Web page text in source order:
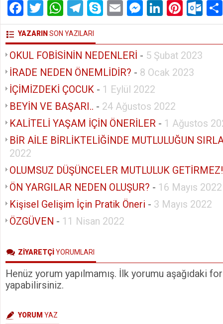
Facebook
Twitter
WhatsApp
Telegram
SkypeEmailMessenger
LinkedIn
YAZARINSON YAZILARI
OKUL FOBİSİNİN NEDENLERİ - 5 Şubat 2023
İRADE NEDEN ÖNEMLİDİR? - 8 Ocak 2023
İÇİMİZDEKİ ÇOCUK - 1 Eylül 2022
BEYİN VE BAŞARI.. - 24 Ağustos 2022
KALİTELİ YAŞAM İÇİN ÖNERİLER - 1 Ağustos
BİR AİLE BİRLİKTELİĞİNDE MUTLULUĞUN
2022
OLUMSUZ DÜŞÜNCELER MUTLULUK GETİRMEZ!
ÖN YARGILAR NEDEN OLUŞUR? - 16 Mayıs 2022
Kişisel Gelişim İçin Pratik Öneri - 3 Mayıs 2022
ÖZGÜVEN - 11 Nisan 2022
ZİYARETÇİYORUMLARI
Henüz yorum yapılmamış. İlk yorumu aşağıdaki
yapabilirsiniz.
YORUM YAZ